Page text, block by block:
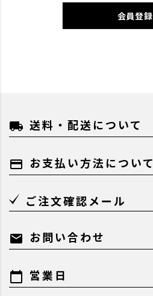
会員登録
local_shipping 送料・配送について
payment お支払い方法について
ご注文確認メール
mail お問い合わせ
calendar_today 営業日